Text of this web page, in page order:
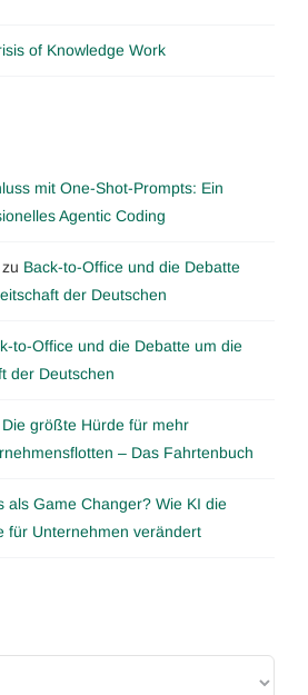
of Knowledge Work
mit One-Shot-Prompts: Ein
Agentic Coding
zu Back-to-Office und die Debatte
der Deutschen
to-Office und die Debatte um die
der Deutschen
Die größte Hürde für mehr
– Das Fahrtenbuch
als Game Changer? Wie KI die
für Unternehmen verändert